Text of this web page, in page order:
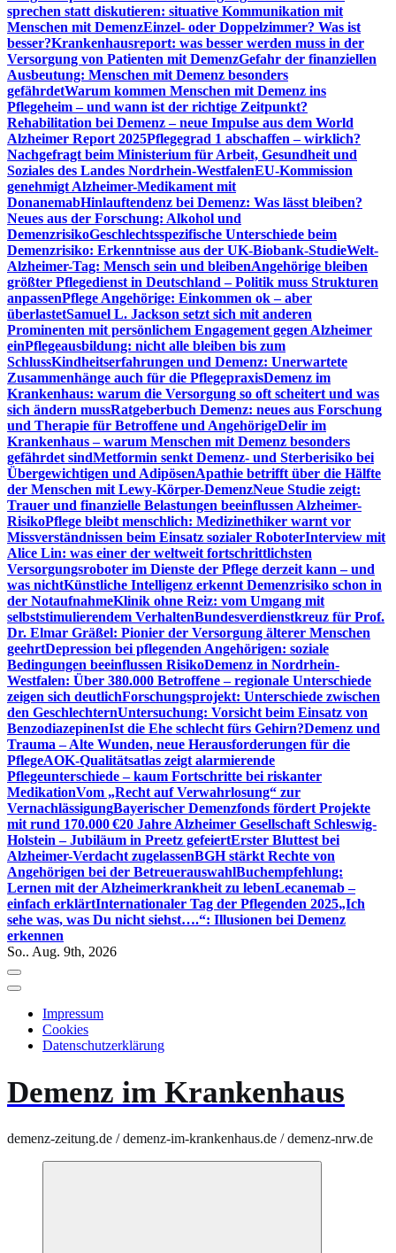
sprechen statt diskutieren: situative Kommunikation mit
Menschen mit DemenzEinzel- oder Doppelzimmer? Was ist
besser?Krankenhausreport: was besser werden muss in der
Versorgung von Patienten mit DemenzGefahr der finanziellen
Ausbeutung: Menschen mit Demenz besonders
gefährdetWarum kommen Menschen mit Demenz ins
Pflegeheim – und wann ist der richtige Zeitpunkt?
Rehabilitation bei Demenz – neue Impulse aus dem World
Alzheimer Report 2025Pflegegrad 1 abschaffen – wirklich?
Nachgefragt beim Ministerium für Arbeit, Gesundheit und
Soziales des Landes Nordrhein-WestfalenEU-Kommission
genehmigt Alzheimer-Medikament mit
DonanemabHinlauftendenz bei Demenz: Was lässt bleiben?
Neues aus der Forschung: Alkohol und
DemenzrisikoGeschlechtsspezifische Unterschiede beim
Demenzrisiko: Erkenntnisse aus der UK-Biobank-StudieWelt-
Alzheimer-Tag: Mensch sein und bleibenAngehörige bleiben
größter Pflegedienst in Deutschland – Politik muss Strukturen
anpassenPflege Angehörige: Einkommen ok – aber
überlastetSamuel L. Jackson setzt sich mit anderen
Prominenten mit persönlichem Engagement gegen Alzheimer
einPflegeausbildung: nicht alle bleiben bis zum
SchlussKindheitserfahrungen und Demenz: Unerwartete
Zusammenhänge auch für die PflegepraxisDemenz im
Krankenhaus: warum die Versorgung so oft scheitert und was
sich ändern mussRatgeberbuch Demenz: neues aus Forschung
und Therapie für Betroffene und AngehörigeDelir im
Krankenhaus – warum Menschen mit Demenz besonders
gefährdet sindMetformin senkt Demenz- und Sterberisiko bei
Übergewichtigen und AdipösenApathie betrifft über die Hälfte
der Menschen mit Lewy-Körper-DemenzNeue Studie zeigt:
Trauer und finanzielle Belastungen beeinflussen Alzheimer-
RisikoPflege bleibt menschlich: Medizinethiker warnt vor
Missverständnissen beim Einsatz sozialer RoboterInterview mit
Alice Lin: was einer der weltweit fortschrittlichsten
Versorgungsroboter im Dienste der Pflege derzeit kann – und
was nichtKünstliche Intelligenz erkennt Demenzrisiko schon in
der NotaufnahmeKlinik ohne Reiz: vom Umgang mit
selbststimulierendem VerhaltenBundesverdienstkreuz für Prof.
Dr. Elmar Gräßel: Pionier der Versorgung älterer Menschen
geehrtDepression bei pflegenden Angehörigen: soziale
Bedingungen beeinflussen RisikoDemenz in Nordrhein-
Westfalen: Über 380.000 Betroffene – regionale Unterschiede
zeigen sich deutlichForschungsprojekt: Unterschiede zwischen
den GeschlechternUntersuchung: Vorsicht beim Einsatz von
BenzodiazepinenIst die Ehe schlecht fürs Gehirn?Demenz und
Trauma – Alte Wunden, neue Herausforderungen für die
PflegeAOK-Qualitätsatlas zeigt alarmierende
Pflegeunterschiede – kaum Fortschritte bei riskanter
MedikationVom „Recht auf Verwahrlosung“ zur
VernachlässigungBayerischer Demenzfonds fördert Projekte
mit rund 170.000 €20 Jahre Alzheimer Gesellschaft Schleswig-
Holstein – Jubiläum in Preetz gefeiertErster Bluttest bei
Alzheimer-Verdacht zugelassenBGH stärkt Rechte von
Angehörigen bei der BetreuerauswahlBuchempfehlung:
Lernen mit der Alzheimerkrankheit zu lebenLecanemab –
einfach erklärtInternationaler Tag der Pflegenden 2025„Ich
sehe was, was Du nicht siehst….“: Illusionen bei Demenz
erkennen
So.. Aug. 9th, 2026
Impressum
Cookies
Datenschutzerklärung
Demenz im Krankenhaus
demenz-zeitung.de / demenz-im-krankenhaus.de / demenz-nrw.de